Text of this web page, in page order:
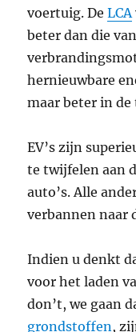
voertuig. DeLCA
beter dan die
hernieuwbare
maar beter in
EV’s zijn
te twijfelen aan
auto’s. Alle
verbannen naar
Indien u denkt
voor het laden
don’t, we gaan
grondstoffen,